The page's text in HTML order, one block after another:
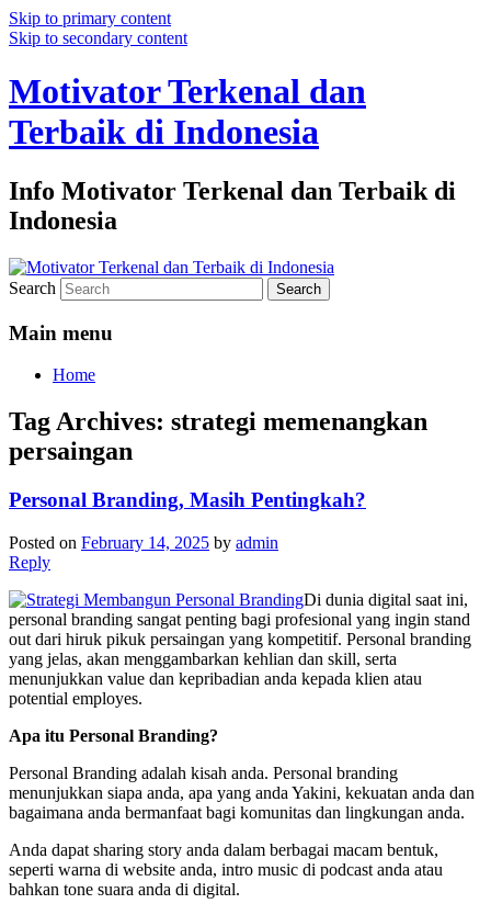
Skip to primary content
Skip to secondary content
Motivator Terkenal dan
Terbaik di Indonesia
Info Motivator Terkenal dan Terbaik di
Indonesia
Search
Main menu
Home
Tag Archives: strategi memenangkan
persaingan
Personal Branding, Masih Pentingkah?
Posted on February 14, 2025 by admin
Reply
Di dunia digital saat ini,
personal branding sangat penting bagi profesional yang ingin stand
out dari hiruk pikuk persaingan yang kompetitif. Personal branding
yang jelas, akan menggambarkan kehlian dan skill, serta
menunjukkan value dan kepribadian anda kepada klien atau
potential employes.
Apa itu Personal Branding?
Personal Branding adalah kisah anda. Personal branding
menunjukkan siapa anda, apa yang anda Yakini, kekuatan anda dan
bagaimana anda bermanfaat bagi komunitas dan lingkungan anda.
Anda dapat sharing story anda dalam berbagai macam bentuk,
seperti warna di website anda, intro music di podcast anda atau
bahkan tone suara anda di digital.